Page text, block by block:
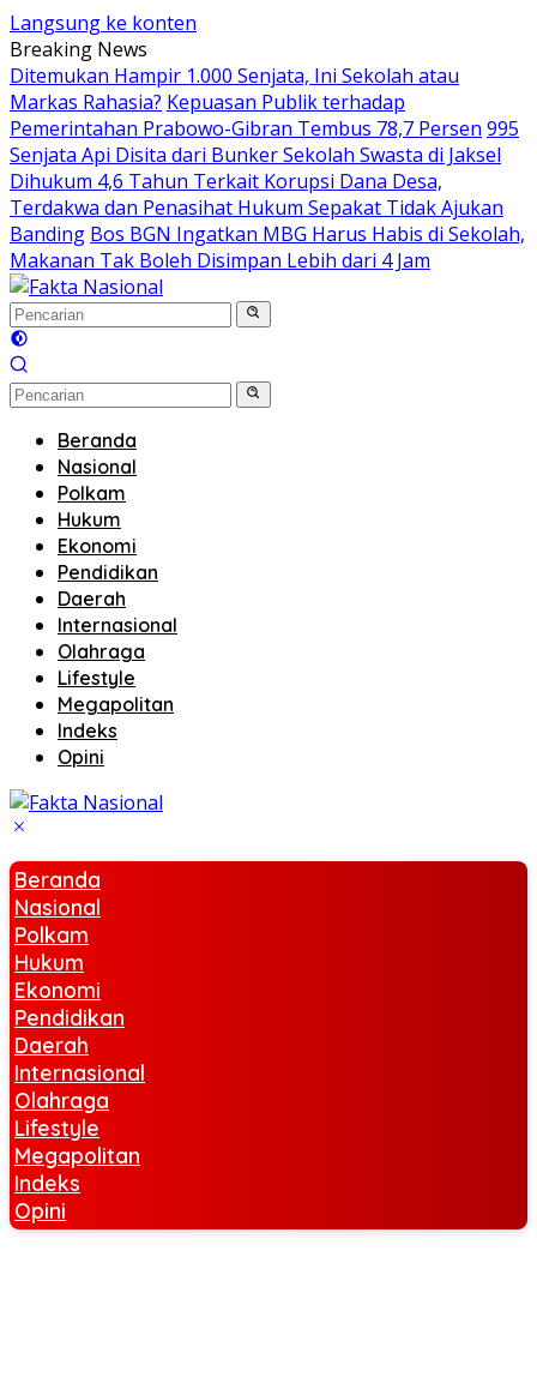
Langsung ke konten
Breaking News
Ditemukan Hampir 1.000 Senjata, Ini Sekolah atau
Markas Rahasia? Kepuasan Publik terhadap
Pemerintahan Prabowo-Gibran Tembus 78,7 Persen 995
Senjata Api Disita dari Bunker Sekolah Swasta di Jaksel
Dihukum 4,6 Tahun Terkait Korupsi Dana Desa,
Terdakwa dan Penasihat Hukum Sepakat Tidak Ajukan
Banding Bos BGN Ingatkan MBG Harus Habis di Sekolah,
Makanan Tak Boleh Disimpan Lebih dari 4 Jam
Beranda
Nasional
Polkam
Hukum
Ekonomi
Pendidikan
Daerah
Internasional
Olahraga
Lifestyle
Megapolitan
Indeks
Opini
Beranda
Nasional
Polkam
Hukum
Ekonomi
Pendidikan
Daerah
Internasional
Olahraga
Lifestyle
Megapolitan
Indeks
Opini